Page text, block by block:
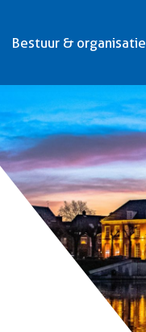
Bestuur & organisatie